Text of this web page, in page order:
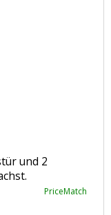
und 2
PriceMatch